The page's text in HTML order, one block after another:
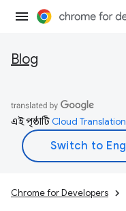
Blog
এই পৃষ্ঠাটিCloud Translation
Chrome for Developers